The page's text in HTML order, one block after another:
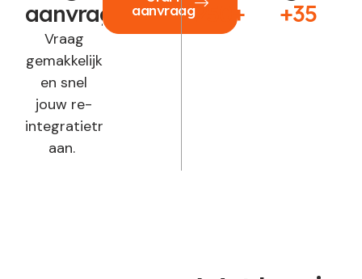
aanvragen?
Vraag
gemakkelijk
en snel
jouw re-
integratietraject
aan.
aanvraag250+
+35